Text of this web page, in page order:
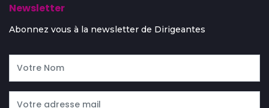
Newsletter
Abonnez vous à la newsletter de Dirigeantes